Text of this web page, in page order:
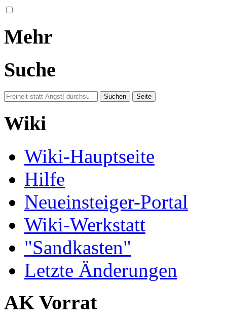
Mehr
Suche
Wiki
Wiki-Hauptseite
Hilfe
Neueinsteiger-Portal
Wiki-Werkstatt
"Sandkasten"
Letzte Änderungen
AK Vorrat